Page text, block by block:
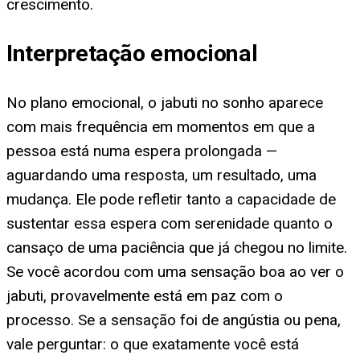
crescimento.
Interpretação emocional
No plano emocional, o jabuti no sonho aparece
com mais frequência em momentos em que a
pessoa está numa espera prolongada —
aguardando uma resposta, um resultado, uma
mudança. Ele pode refletir tanto a capacidade de
sustentar essa espera com serenidade quanto o
cansaço de uma paciência que já chegou no limite.
Se você acordou com uma sensação boa ao ver o
jabuti, provavelmente está em paz com o
processo. Se a sensação foi de angústia ou pena,
vale perguntar: o que exatamente você está